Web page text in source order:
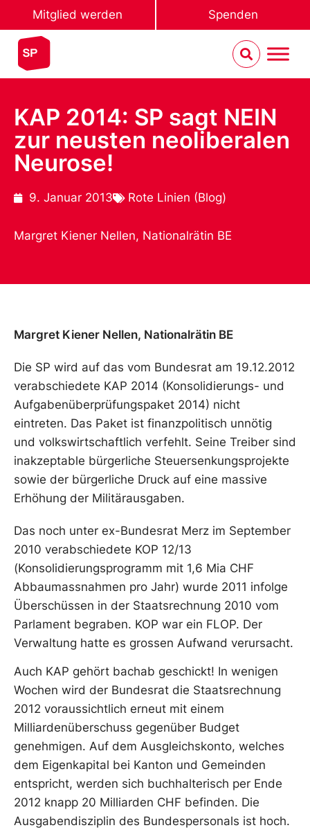
Mitglied werden Spenden
KAP 2014: SP sagt NEIN
zur neusten neoliberalen
Neurose!
9. Januar 2013 Rote Linien (Blog)
Margret Kiener Nellen, Nationalrätin BE
Margret Kiener Nellen, Nationalrätin BE
Die SP wird auf das vom Bundesrat am 19.12.2012
verabschiedete KAP 2014 (Konsolidierungs- und
Aufgabenüberprüfungspaket 2014) nicht
eintreten. Das Paket ist finanzpolitisch unnötig
und volkswirtschaftlich verfehlt. Seine Treiber sind
inakzeptable bürgerliche Steuersenkungsprojekte
sowie der bürgerliche Druck auf eine massive
Erhöhung der Militärausgaben.
Das noch unter ex-Bundesrat Merz im September
2010 verabschiedete KOP 12/13
(Konsolidierungsprogramm mit 1,6 Mia CHF
Abbaumassnahmen pro Jahr) wurde 2011 infolge
Überschüssen in der Staatsrechnung 2010 vom
Parlament begraben. KOP war ein FLOP. Der
Verwaltung hatte es grossen Aufwand verursacht.
Auch KAP gehört bachab geschickt! In wenigen
Wochen wird der Bundesrat die Staatsrechnung
2012 voraussichtlich erneut mit einem
Milliardenüberschuss gegenüber Budget
genehmigen. Auf dem Ausgleichskonto, welches
dem Eigenkapital bei Kanton und Gemeinden
entspricht, werden sich buchhalterisch per Ende
2012 knapp 20 Milliarden CHF befinden. Die
Ausgabendisziplin des Bundespersonals ist hoch.